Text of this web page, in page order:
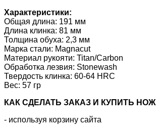
Характеристики:
Общая длина: 191 мм
Длина клинка: 81 мм
Толщина обуха: 2,3 мм
Марка стали: Magnacut
Материал рукояти: Titan/Carbon
Обработка лезвия: Stonewash
Твердость клинка: 60-64 HRC
Вес: 57 гр
КАК CДЕЛАТЬ ЗАКАЗ И КУПИТЬ НОЖ
- используя корзину сайта